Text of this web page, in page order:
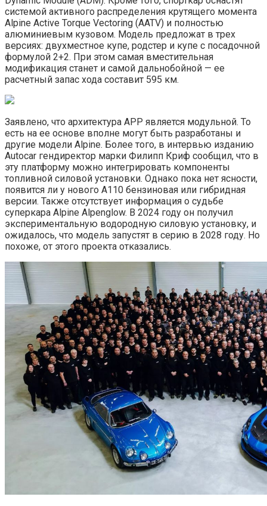
системой активного распределения крутящего момента
Alpine Active Torque Vectoring (AATV) и полностью
алюминиевым кузовом. Модель предложат в трех
версиях: двухместное купе, родстер и купе с посадочной
формулой 2+2. При этом самая вместительная
модификация станет и самой дальнобойной — ее
расчетный запас хода составит 595 км.
Заявлено, что архитектура APP является модульной. То
есть на ее основе вполне могут быть разработаны и
другие модели Alpine. Более того, в интервью изданию
Autocar гендиректор марки Филипп Криф сообщил, что в
эту платформу можно интегрировать компоненты
топливной силовой установки. Однако пока нет ясности,
появится ли у нового A110 бензиновая или гибридная
версии. Также отсутствует информация о судьбе
суперкара Alpine Alpenglow. В 2024 году он получил
экспериментальную водородную силовую установку, и
ожидалось, что модель запустят в серию в 2028 году. Но
похоже, от этого проекта отказались.